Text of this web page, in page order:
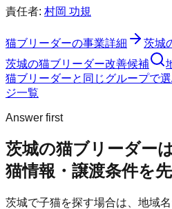
責任者: 村岡 功規
猫ブリーダーの事業詳細
茨城
茨城の猫ブリーダー改善候補
猫ブリーダーと同じグループで
ジ一覧
Answer first
茨城の猫ブリーダー
猫情報・譲渡条件を
茨城で子猫を探す場合は、地域